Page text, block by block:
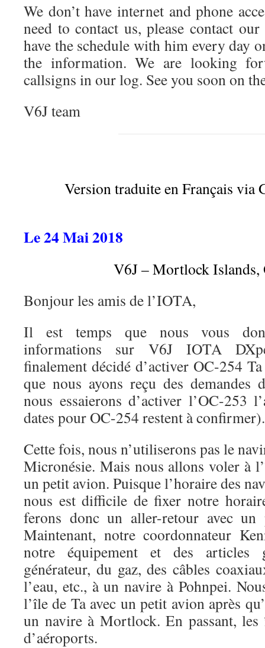
We don’t have internet and phone
need to contact us, please contact
have the schedule with him every day
the information. We are looking
callsigns in our log. See you soon on
V6J team
Version traduite en Français via
Le 24 Mai 2018
V6J – Mortlock Islands,
Bonjour les amis de l’IOTA,
Il est temps que nous vous
informations sur V6J IOTA
finalement décidé d’activer OC-254
que nous ayons reçu des demandes
nous essaierons d’activer l’OC-253
dates pour OC-254 restent à confirmer).
Cette fois, nous n’utiliserons pas le
Micronésie. Mais nous allons voler à
un petit avion. Puisque l’horaire des
nous est difficile de fixer notre
ferons donc un aller-retour avec
Maintenant, notre coordonnateur
notre équipement et des articles
générateur, du gaz, des câbles
l’eau, etc., à un navire à Pohnpei.
l’île de Ta avec un petit avion après
un navire à Mortlock. En passant, les
d’aéroports.